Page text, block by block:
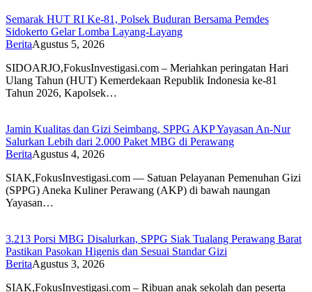
Semarak HUT RI Ke-81, Polsek Buduran Bersama Pemdes
Sidokerto Gelar Lomba Layang-Layang
BeritaAgustus 5, 2026
SIDOARJO,FokusInvestigasi.com – Meriahkan peringatan Hari
Ulang Tahun (HUT) Kemerdekaan Republik Indonesia ke-81
Tahun 2026, Kapolsek…
Jamin Kualitas dan Gizi Seimbang, SPPG AKP Yayasan An-Nur
Salurkan Lebih dari 2.000 Paket MBG di Perawang
BeritaAgustus 4, 2026
SIAK,FokusInvestigasi.com — Satuan Pelayanan Pemenuhan Gizi
(SPPG) Aneka Kuliner Perawang (AKP) di bawah naungan
Yayasan…
3.213 Porsi MBG Disalurkan, SPPG Siak Tualang Perawang Barat
Pastikan Pasokan Higenis dan Sesuai Standar Gizi
BeritaAgustus 3, 2026
SIAK,FokusInvestigasi.com – Ribuan anak sekolah dan peserta